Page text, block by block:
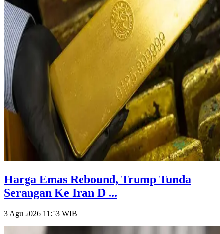
Harga Emas Rebound, Trump Tunda
Serangan Ke Iran D ...
3 Agu 2026 11:53 WIB